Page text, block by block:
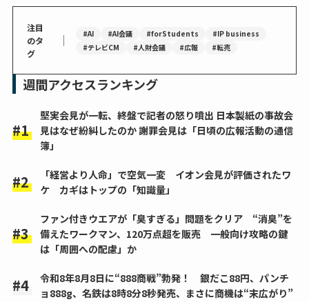
注目
のタ
グ
｜ #AI #AI会議 #forStudents
#IP business
#テレビCM
#人財会議 #広報 #転売
週間アクセスランキング
堅実会見が一転、終盤で記者の怒り噴出 日本製紙の事故会
見はなぜ紛糾したのか 謝罪会見は「日頃の広報活動の通信
簿」
「経営より人命」で空気一変 イオン会見が評価されたワ
ケ カギはトップの「知識量」
ファン付きウエアが「臭すぎる」問題をクリア “消臭”を
備えたワークマン、120万点超を販売 一般向け攻略の鍵
は「周囲への配慮」か
令和8年8月8日に“888商戦”勃発！ 銀だこ88円、パンチ
ョ888g、名鉄は8時8分8秒発売、まさに商機は“末広がり”